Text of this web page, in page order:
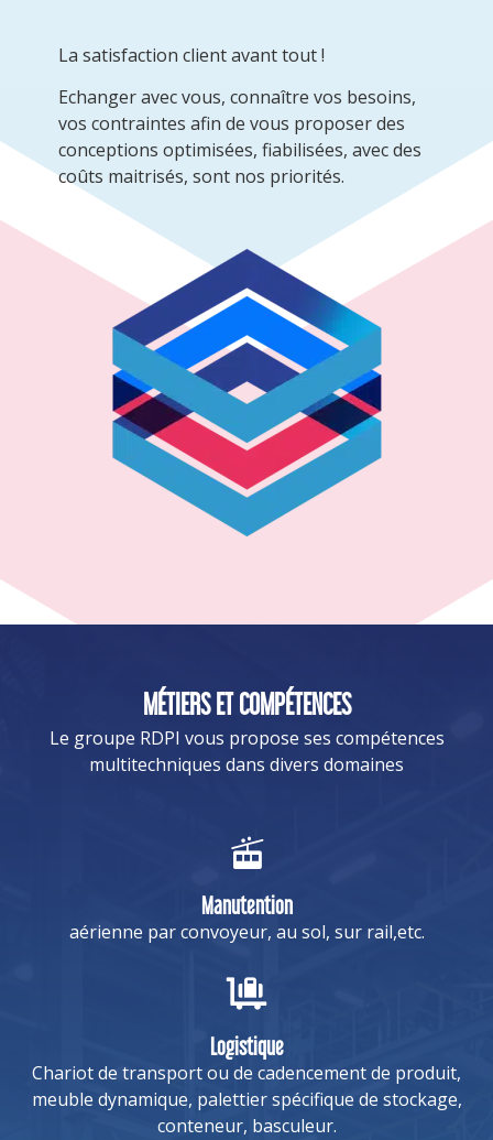
La satisfaction client avant tout !
Echanger avec vous, connaître vos besoins,
vos contraintes afin de vous proposer des
conceptions optimisées, fiabilisées, avec des
coûts maitrisés, sont nos priorités.
MÉTIERS ET COMPÉTENCES
Le groupe RDPI vous propose ses compétences
multitechniques dans divers domaines
Manutention
aérienne par convoyeur, au sol, sur rail,etc.
Logistique
Chariot de transport ou de cadencement de produit,
meuble dynamique, palettier spécifique de stockage,
conteneur, basculeur.